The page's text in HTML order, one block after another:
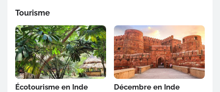
Tourisme
Écotourisme en Inde Décembre en Inde